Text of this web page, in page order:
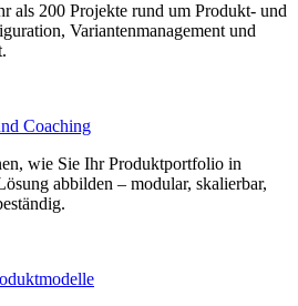
als 200 Projekte rund um Produkt- und
Variantenmanagement und
Coaching
wie Sie Ihr Produktportfolio in
abbilden – modular, skalierbar,